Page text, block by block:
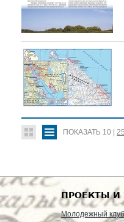
ПОКАЗАТЬ 10
ПРОЕКТЫ И
Молодежный клуб